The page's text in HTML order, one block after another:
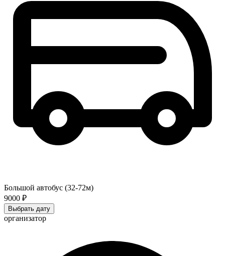
Большой автобус (32-72м)
9000 ₽
Выбрать дату
организатор